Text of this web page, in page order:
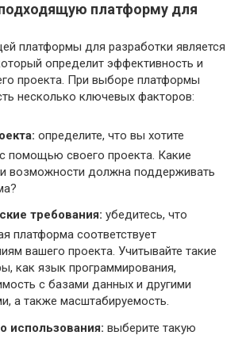
платформу для
платформы для разработки является
определит эффективность и
проекта. При выборе платформы
несколько ключевых факторов:
определите, что вы хотите
помощью своего проекта. Какие
возможности должна поддерживать
требования: убедитесь, что
платформа соответствует
вашего проекта. Учитывайте такие
как язык программирования,
с базами данных и другими
а также масштабируемость.
использования: выберите такую